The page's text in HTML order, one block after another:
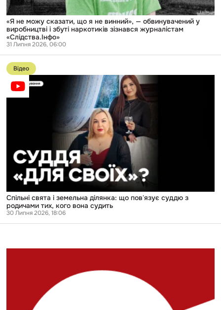
виробництві
збуті
наркотиків
зізнався
журналістам
«Слідства.Інфо»
«Я не можу сказати, що я не винний», — обвинувачений у
виробництві і збуті наркотиків зізнався журналістам
«Слідства.Інфо»
31 Липня 2026, 06:00
Перейти
до
публікації
Спільні
свята
родичами
тих,
вона
судить
Відео
Спільні свята і земельна ділянка: що повʼязує суддю з
родичами тих, кого вона судить
30 Липня 2026, 18:06